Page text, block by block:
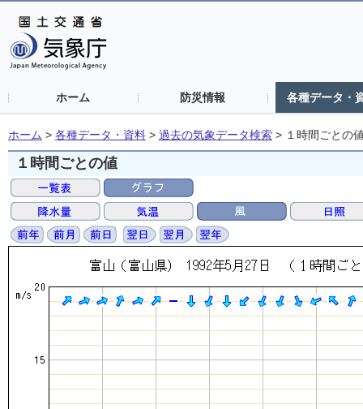
ホーム 防災情報 各種データ・
ホーム > 各種データ・資料 > 過去の気象データ検索 > １時間ごとの
１時間ごとの値